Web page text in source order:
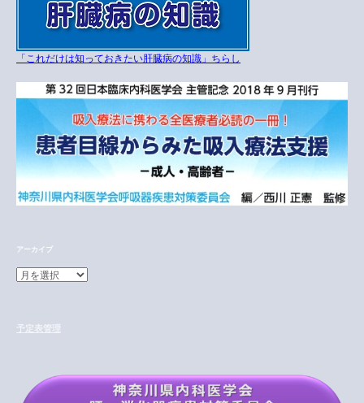
「これだけは知っておきたい肝臓病の知識」ちらし
アーカイブ
ア
ブ
予定表管理